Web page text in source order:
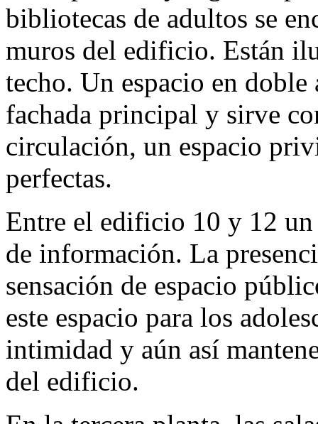
bibliotecas de adultos se
muros del edificio. Están
techo. Un espacio en
fachada principal y sirve
circulación, un espacio
perfectas.
Entre el edificio 10 y 12
de información. La
sensación de espacio
este espacio para los
intimidad y aún así
del edificio.